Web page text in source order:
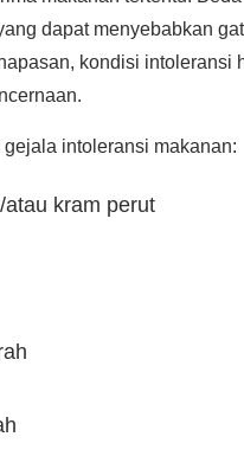
dapat menyebabkan
kondisi intoleransi
intoleransi makanan:
kram perut